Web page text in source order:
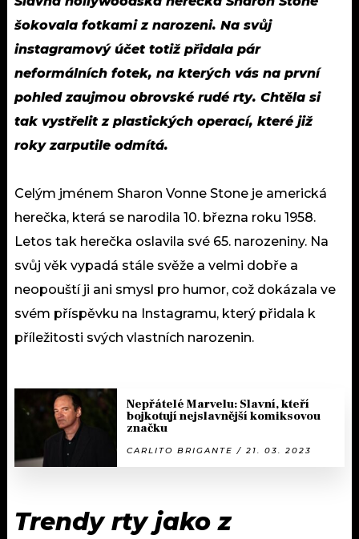
šokovala fotkami z narozeni. Na svůj
instagramový účet totiž přidala pár
neformálních fotek, na kterých vás na první
pohled zaujmou obrovské rudé rty. Chtěla si
tak vystřelit z plastických operací, které již
roky zarputile odmítá.
Celým jménem Sharon Vonne Stone je americká
herečka, která se narodila 10. března roku 1958.
Letos tak herečka oslavila své 65. narozeniny. Na
svůj věk vypadá stále svěže a velmi dobře a
neopouští ji ani smysl pro humor, což dokázala ve
svém příspěvku na Instagramu, který přidala k
příležitosti svých vlastních narozenin.
Nepřátelé Marvelu: Slavní, kteří
bojkotují nejslavnější komiksovou
značku
CARLITO BRIGANTE / 21. 03. 2023
Trendy rty jako z